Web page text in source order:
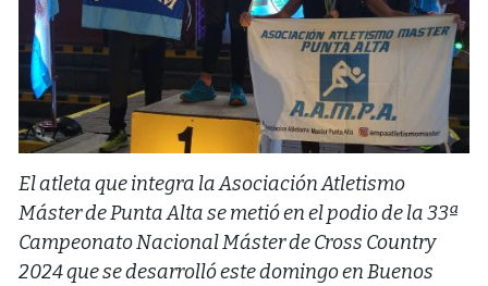
El atleta que integra la Asociación Atletismo
Máster de Punta Alta se metió en el podio de la 33ª
Campeonato Nacional Máster de Cross Country
2024 que se desarrolló este domingo en Buenos